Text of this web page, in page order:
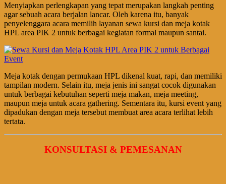
Menyiapkan perlengkapan yang tepat merupakan langkah penting
agar sebuah acara berjalan lancar. Oleh karena itu, banyak
penyelenggara acara memilih layanan sewa kursi dan meja kotak
HPL area PIK 2 untuk berbagai kegiatan formal maupun santai.
Meja kotak dengan permukaan HPL dikenal kuat, rapi, dan memiliki
tampilan modern. Selain itu, meja jenis ini sangat cocok digunakan
untuk berbagai kebutuhan seperti meja makan, meja meeting,
maupun meja untuk acara gathering. Sementara itu, kursi event yang
dipadukan dengan meja tersebut membuat area acara terlihat lebih
tertata.
KONSULTASI & PEMESANAN